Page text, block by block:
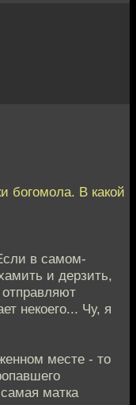
богомола. В какой
в самом-
и дерзить,
некоего... Чу, я
месте - то
матка